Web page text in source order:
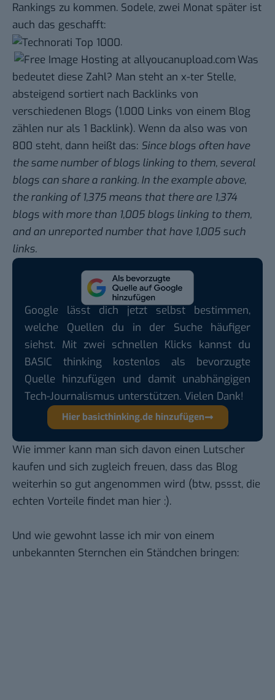
Rankings zu kommen. Sodele, zwei Monat später ist
auch das geschafft:
.
Was
bedeutet diese Zahl? Man steht an x-ter Stelle,
absteigend sortiert nach Backlinks von
verschiedenen Blogs (1.000 Links von einem Blog
zählen nur als 1 Backlink). Wenn da also was von
800 steht, dann heißt das: Since blogs often have
the same number of blogs linking to them, several
blogs can share a ranking. In the example above,
the ranking of 1,375 means that there are 1,374
blogs with more than 1,005 blogs linking to them,
and an unreported number that have 1,005 such
links.
Google lässt dich jetzt selbst bestimmen,
welche Quellen du in der Suche häufiger
siehst. Mit zwei schnellen Klicks kannst du
BASIC thinking kostenlos als bevorzugte
Quelle hinzufügen und damit unabhängigen
Tech-Journalismus unterstützen. Vielen Dank!
Hier basicthinking.de hinzufügen
Wie immer kann man sich davon einen Lutscher
kaufen und sich zugleich freuen, dass das Blog
weiterhin so gut angenommen wird (btw, pssst, die
echten Vorteile findet man hier :).
Und wie gewohnt lasse ich mir von einem
unbekannten Sternchen ein Ständchen bringen: